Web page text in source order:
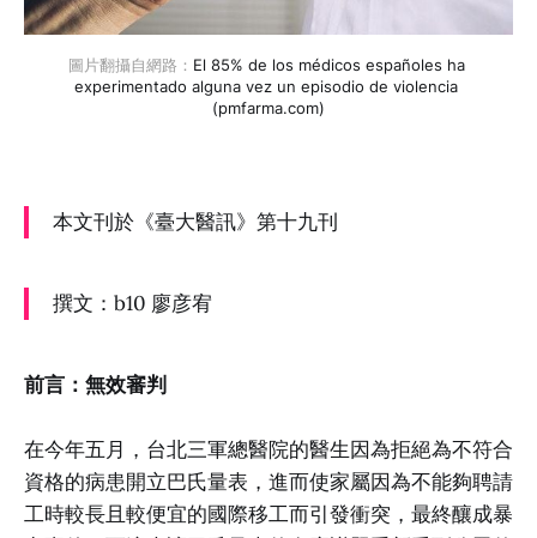
圖片翻攝自網路： El 85% de los médicos españoles ha
experimentado alguna vez un episodio de violencia
(pmfarma.com)
本文刊於《臺大醫訊》第十九刊
撰文：b10 廖彦宥
前言：無效審判
在今年五月，台北三軍總醫院的醫生因為拒絕為不符合
資格的病患開立巴氏量表，進而使家屬因為不能夠聘請
工時較長且較便宜的國際移工而引發衝突，最終釀成暴